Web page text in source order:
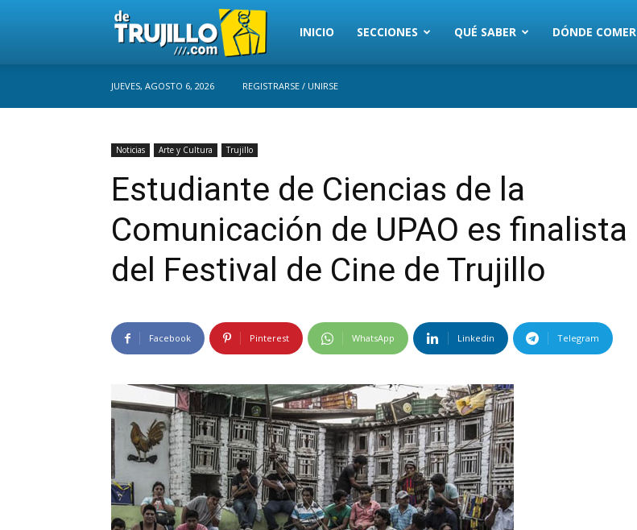
Trujillo
INICIO SECCIONES QUÉ SABER DÓNDE COMER
JUEVES, AGOSTO 6, 2026 REGISTRARSE / UNIRSE
Noticias Arte y Cultura Trujillo
Estudiante de Ciencias de la
Comunicación de UPAO es finalista
del Festival de Cine de Trujillo
Facebook Pinterest WhatsApp Linkedin Telegram